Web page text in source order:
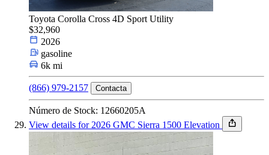
Toyota Corolla Cross 4D Sport Utility
$32,960
2026
gasoline
6k mi
(866) 979-2157 Contacta
Número de Stock: 12660205A
View details for 2026 GMC Sierra 1500 Elevation